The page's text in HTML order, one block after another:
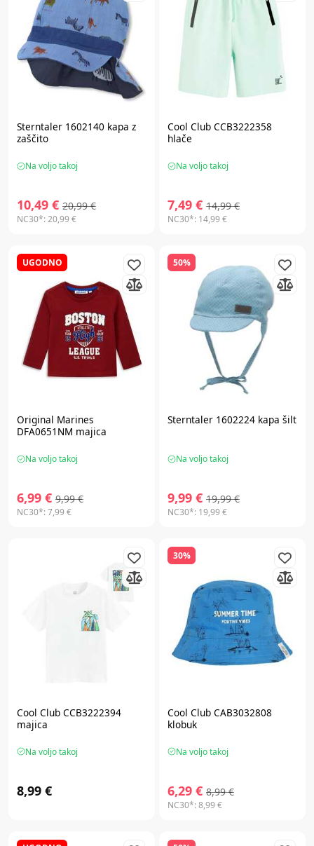
Sterntaler 1602140 kapa z
zaščito
Na voljo takoj
10,49 € 20,99 €
NC30*:20,99 €
Cool Club CCB3222358
hlače
Na voljo takoj
7,49 € 14,99 €
NC30*: 14,99 €
UGODNO
Original Marines
DFA0651NM majica
Na voljo takoj
6,99 € 9,99 €
NC30*:7,99 €
50%
Sterntaler 1602224 kapa šilt
Na voljo takoj
9,99 € 19,99 €
NC30*: 19,99 €
Cool Club CCB3222394
majica
Na voljo takoj
8,99 €
30%
Cool Club CAB3032808
klobuk
Na voljo takoj
6,29 € 8,99 €
NC30*:8,99 €